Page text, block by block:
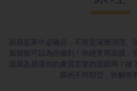
面膜是家中必備品，不管是深層清潔、
面膜都可以為你做到！你經常用面膜，
面膜及挑選你的膚質需要的面膜嗎？接
膜的不同類型，拆解所